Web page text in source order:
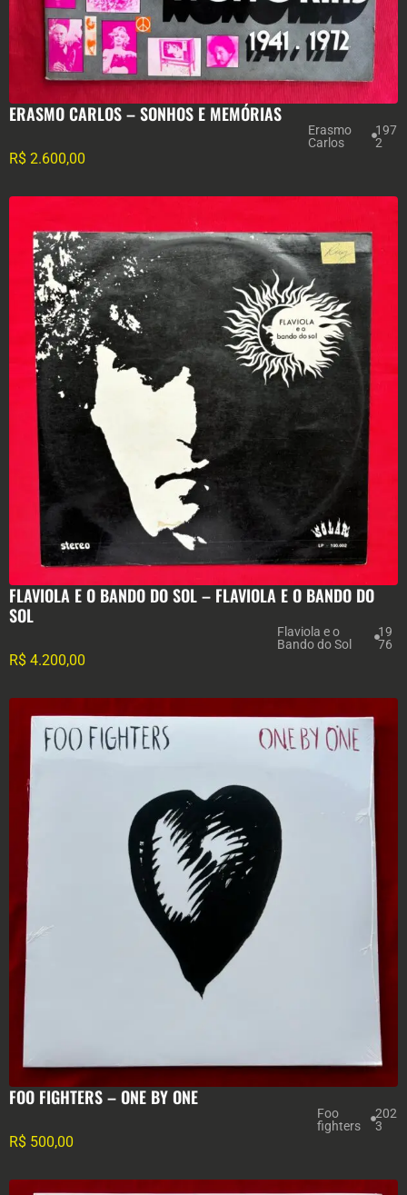
ERASMO CARLOS – SONHOS E MEMÓRIAS
Erasmo
Carlos
197
2
R$ 2.600,00
FLAVIOLA E O BANDO DO SOL – FLAVIOLA E O BANDO DO
SOL
Flaviola e o
Bando do Sol
19
76
R$ 4.200,00
FOO FIGHTERS – ONE BY ONE
Foo
fighters
202
3
R$ 500,00